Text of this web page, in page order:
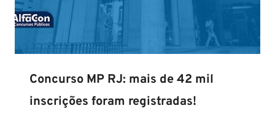
Concurso MP RJ: mais de 42 mil
inscrições foram registradas!